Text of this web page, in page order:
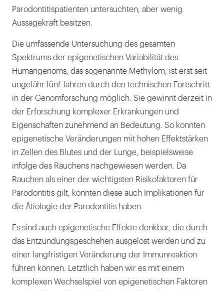
Parodontitispatienten untersuchten, aber wenig
Aussagekraft besitzen.
Die umfassende Untersuchung des gesamten
Spektrums der epigenetischen Variabilität des
Humangenoms, das sogenannte Methylom, ist erst seit
ungefähr fünf Jahren durch den technischen Fortschritt
in der Genomforschung möglich. Sie gewinnt derzeit in
der Erforschung komplexer Erkrankungen und
Eigenschaften zunehmend an Bedeutung. So konnten
epigenetische Veränderungen mit hohen Effektstärken
in Zellen des Blutes und der Lunge, beispielsweise
infolge des Rauchens nachgewiesen werden. Da
Rauchen als einer der wichtigsten Risikofaktoren für
Parodontitis gilt, könnten diese auch Implikationen für
die Ätiologie der Parodontitis haben.
Es sind auch epigenetische Effekte denkbar, die durch
das Entzündungsgeschehen ausgelöst werden und zu
einer langfristigen Veränderung der Immunreaktion
führen können. Letztlich haben wir es mit einem
komplexen Wechselspiel von epigenetischen Faktoren